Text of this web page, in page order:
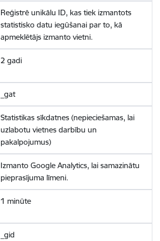
Reģistrē unikālu ID, kas tiek izmantots
statistisko datu iegūšanai par to, kā
apmeklētājs izmanto vietni.
2 gadi
_gat
Statistikas sīkdatnes (nepieciešamas, lai
uzlabotu vietnes darbību un
pakalpojumus)
Izmanto Google Analytics, lai samazinātu
pieprasījuma līmeni.
1 minūte
_gid